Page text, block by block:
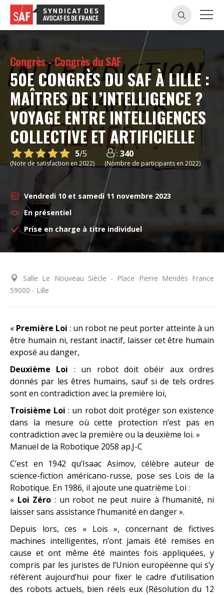
Congrès - Congrès du SAF
50E CONGRÈS DU SAF À LILLE :
MAÎTRES DE L’INTELLIGENCE ?
VOYAGE ENTRE INTELLIGENCES
COLLECTIVE ET ARTIFICIELLE
5/5
(Note de satisfaction en 2022)
: 340
(Nombre de participants en 2022)
Vendredi 10 et samedi 11 novembre 2023
En présentiel
Prise en charge à titre individuel
Salle Le Nouveau Siècle - Place Pierre Mendès France
59000 - Lille
« Première Loi : un robot ne peut porter atteinte à un
être humain ni, restant inactif, laisser cet être humain
exposé au danger,
Deuxième Loi : un robot doit obéir aux ordres
donnés par les êtres humains, sauf si de tels ordres
sont en contradiction avec la première loi,
Troisième Loi : un robot doit protéger son existence
dans la mesure où cette protection n’est pas en
contradiction avec la première ou la deuxième loi. »
Manuel de la Robotique 2058 ap.J-C
C’est en 1942 qu’Isaac Asimov, célèbre auteur de
science-fiction américano-russe, pose ses Lois de la
Robotique. En 1986, il ajoute une quatrième Loi :
« Loi Zéro : un robot ne peut nuire à l’humanité, ni
laisser sans assistance l’humanité en danger ».
Depuis lors, ces « Lois », concernant de fictives
machines intelligentes, n’ont jamais été remises en
cause et ont même été maintes fois appliquées, y
compris par les juristes de l’Union européenne qui s’y
réfèrent aujourd’hui pour fixer le cadre d’utilisation
des robots actuels, bien réels eux (Résolution du 12